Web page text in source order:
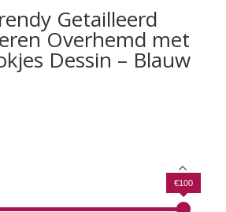
Getailleerd
Overhemd met
Dessin – Blauw
€100